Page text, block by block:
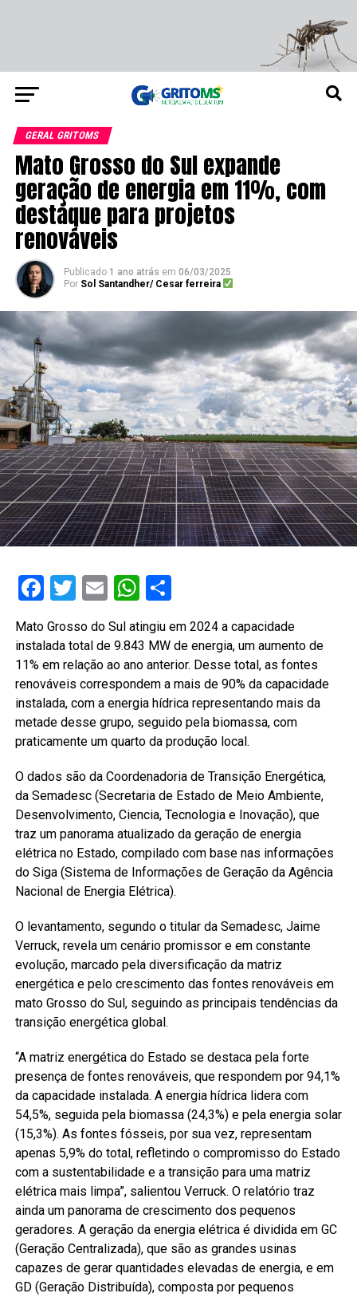
GERAL GRITOMS
Mato Grosso do Sul expande
geração de energia em 11%, com
destaque para projetos
renováveis
Publicado 1 ano atrás em 06/03/2025
Por Sol Santandher/ Cesar ferreira
Facebook
Twitter
EmailWhatsApp
Share
Mato Grosso do Sul atingiu em 2024 a capacidade
instalada total de 9.843 MW de energia, um aumento de
11% em relação ao ano anterior. Desse total, as fontes
renováveis correspondem a mais de 90% da capacidade
instalada, com a energia hídrica representando mais da
metade desse grupo, seguido pela biomassa, com
praticamente um quarto da produção local.
O dados são da Coordenadoria de Transição Energética,
da Semadesc (Secretaria de Estado de Meio Ambiente,
Desenvolvimento, Ciencia, Tecnologia e Inovação), que
traz um panorama atualizado da geração de energia
elétrica no Estado, compilado com base nas informações
do Siga (Sistema de Informações de Geração da Agência
Nacional de Energia Elétrica).
O levantamento, segundo o titular da Semadesc, Jaime
Verruck, revela um cenário promissor e em constante
evolução, marcado pela diversificação da matriz
energética e pelo crescimento das fontes renováveis em
mato Grosso do Sul, seguindo as principais tendências da
transição energética global.
“A matriz energética do Estado se destaca pela forte
presença de fontes renováveis, que respondem por 94,1%
da capacidade instalada. A energia hídrica lidera com
54,5%, seguida pela biomassa (24,3%) e pela energia solar
(15,3%). As fontes fósseis, por sua vez, representam
apenas 5,9% do total, refletindo o compromisso do Estado
com a sustentabilidade e a transição para uma matriz
elétrica mais limpa”, salientou Verruck. O relatório traz
ainda um panorama de crescimento dos pequenos
geradores. A geração da energia elétrica é dividida em GC
(Geração Centralizada), que são as grandes usinas
capazes de gerar quantidades elevadas de energia, e em
GD (Geração Distribuída), composta por pequenos